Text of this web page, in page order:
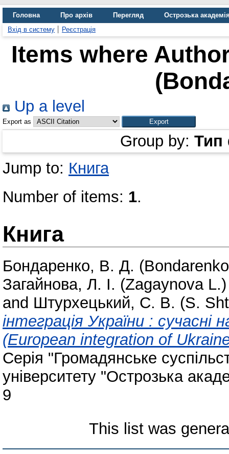
Головна Про архів Перегляд
Острозька
Вхід в систему
Реєстрація
Items where
Up a level
Export as
Group by: Тип
Jump to: Книга
Number of items: 1.
Книга
Бондаренко, В. Д.
Загайнова, Л. І. (Zagaynova L.)
and Штурхецький, С. В. (S.
інтеграція України : сучасні
(European integration of
Серія "Громадянське
університету "Острозька
9
This list was